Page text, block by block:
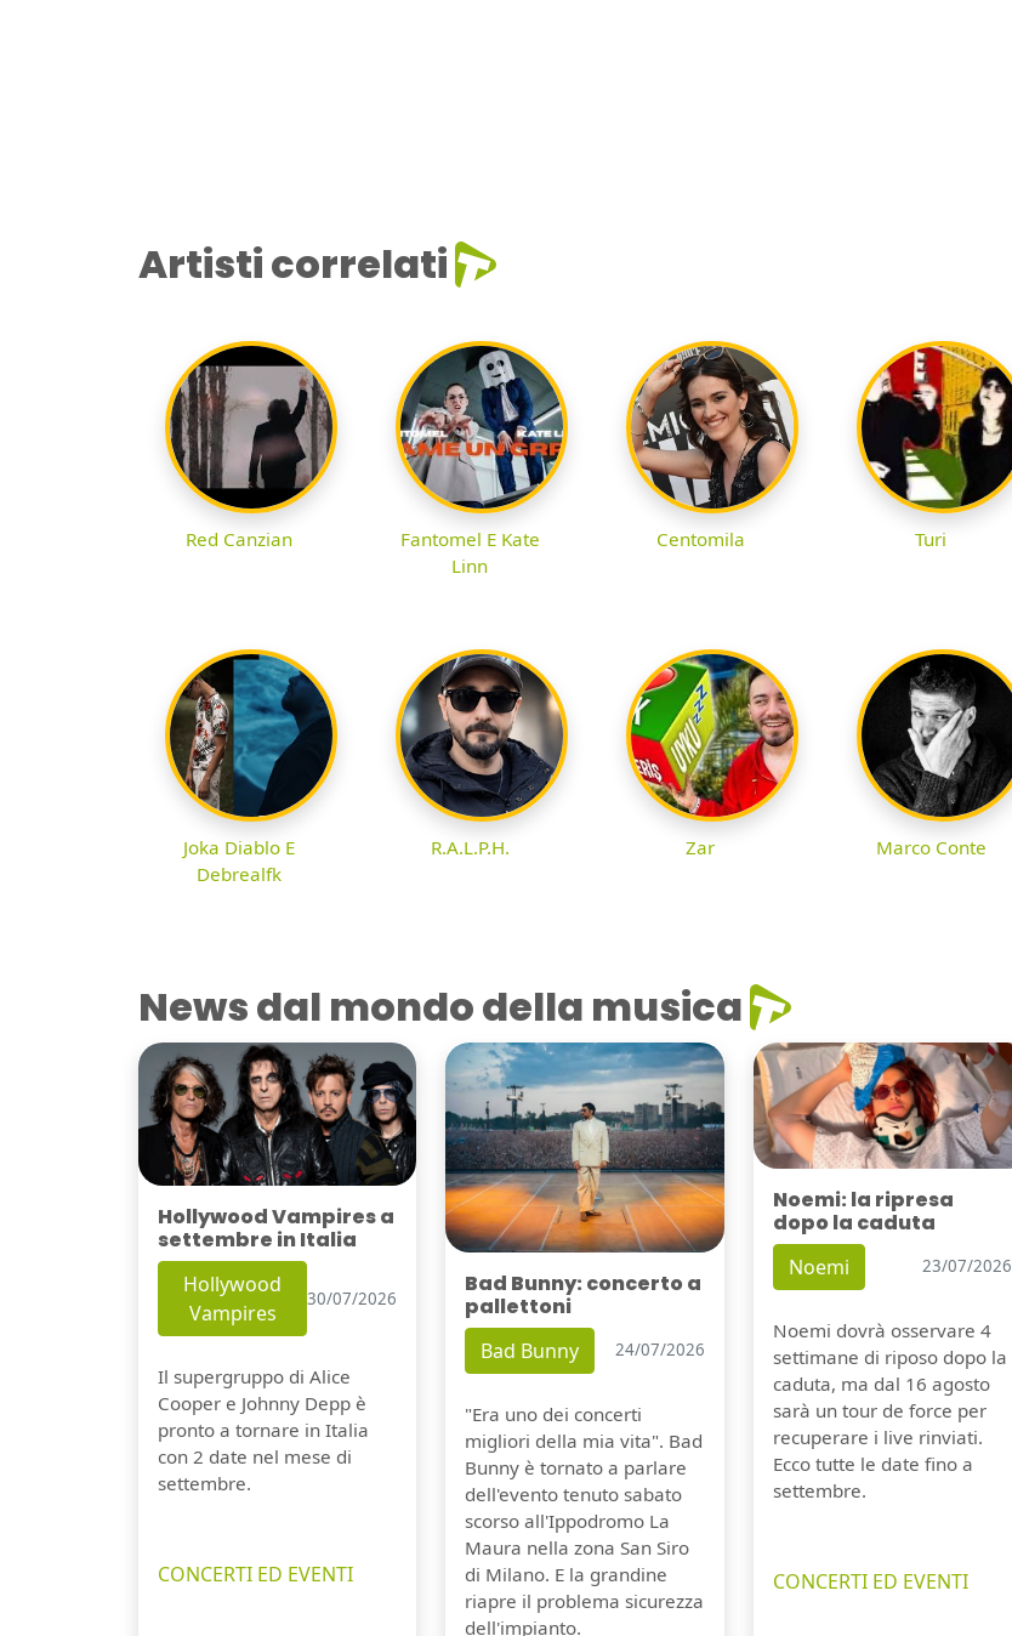
Artisti correlati
Red Canzian
Fantomel E Kate
Linn
Centomila Turi
Joka Diablo E
Debrealfk
R.A.L.P.H. Zar Marco Conte
News dal mondo della musica
Hollywood Vampires a
settembre in Italia
Hollywood
Vampires
30/07/2026
Il supergruppo di Alice
Cooper e Johnny Depp è
pronto a tornare in Italia
con 2 date nel mese di
settembre.
CONCERTI ED EVENTI
Bad Bunny: concerto a
pallettoni
Bad Bunny 24/07/2026
"Era uno dei concerti
migliori della mia vita". Bad
Bunny è tornato a parlare
dell'evento tenuto sabato
scorso all'Ippodromo La
Maura nella zona San Siro
di Milano. E la grandine
riapre il problema sicurezza
dell'impianto.
Noemi: la ripresa
dopo la caduta
Noemi 23/07/2026
Noemi dovrà osservare 4
settimane di riposo dopo la
caduta, ma dal 16 agosto
sarà un tour de force per
recuperare i live rinviati.
Ecco tutte le date fino a
settembre.
CONCERTI ED EVENTI